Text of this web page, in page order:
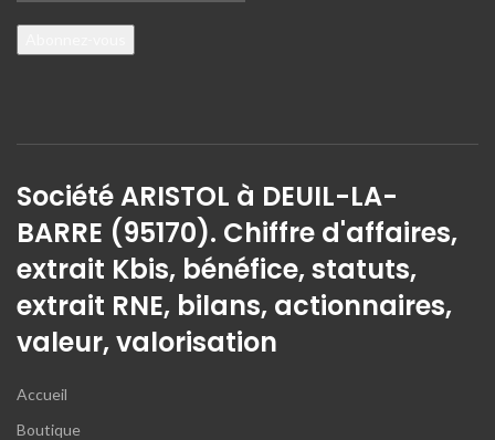
Société ARISTOL à DEUIL-LA-
BARRE (95170). Chiffre d'affaires,
extrait Kbis, bénéfice, statuts,
extrait RNE, bilans, actionnaires,
valeur, valorisation
Accueil
Boutique